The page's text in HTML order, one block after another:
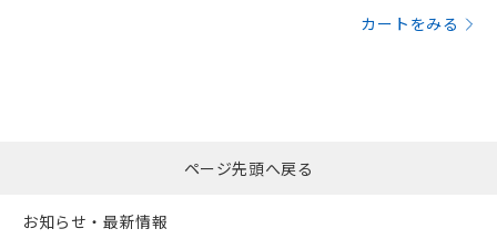
カートをみる
ページ先頭へ戻る
お知らせ・最新情報